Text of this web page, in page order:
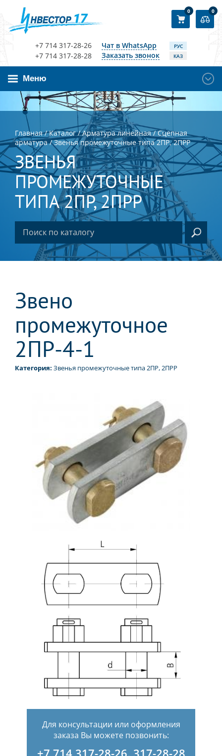
+7 714 317-28-26
+7 714 317-28-28
Чат в WhatsApp
Заказать звонок
РУС
КАЗ
0 0
Меню
Главная/Каталог/Арматура линейная/Сцепная
арматура/Звенья промежуточные типа 2ПР, 2ПРР
ЗВЕНЬЯ
ПРОМЕЖУТОЧНЫЕ
ТИПА 2ПР, 2ПРР
Звено
промежуточное
2ПР-4-1
Категория: Звенья промежуточные типа 2ПР, 2ПРР
Для консультации или оформления
заказа Вы можете позвонить:
+7 714 317-28-26, 317-28-28